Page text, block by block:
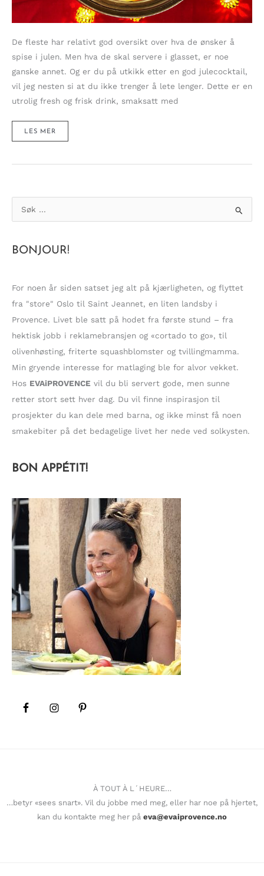
De fleste har relativt god oversikt over hva de ønsker å
spise i julen. Men hva de skal servere i glasset, er noe
ganske annet. Og er du på utkikk etter en god julecocktail,
vil jeg nesten si at du ikke trenger å lete lenger. Dette er en
utrolig fresh og frisk drink, smaksatt med
RING
INN
OG
LES MER
ø
e
t
e
r
:
BONJOUR!
For noen år siden satset jeg alt på kjærligheten, og flyttet
fra "store" Oslo til Saint Jeannet, en liten landsby i
Provence. Livet ble satt på hodet fra første stund – fra
hektisk jobb i reklamebransjen og «cortado to go», til
olivenhøsting, friterte squashblomster og tvillingmamma.
Min gryende interesse for matlaging ble for alvor vekket.
Hos EVAiPROVENCE vil du bli servert gode, men sunne
retter stort sett hver dag. Du vil finne inspirasjon til
prosjekter du kan dele med barna, og ikke minst få noen
smakebiter på det bedagelige livet her nede ved solkysten.
BON APPÉTIT!
À TOUT À L´HEURE…
…betyr «sees snart». Vil du jobbe med meg, eller har noe på hjertet,
kan du kontakte meg her på eva@evaiprovence.no